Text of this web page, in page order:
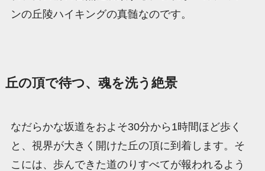
ンの丘陵ハイキングの真髄なのです。
丘の頂で待つ、魂を洗う絶景
なだらかな坂道をおよそ30分から1時間ほど歩く
と、視界が大きく開けた丘の頂に到着します。そ
こには、歩んできた道のりすべてが報われるよう